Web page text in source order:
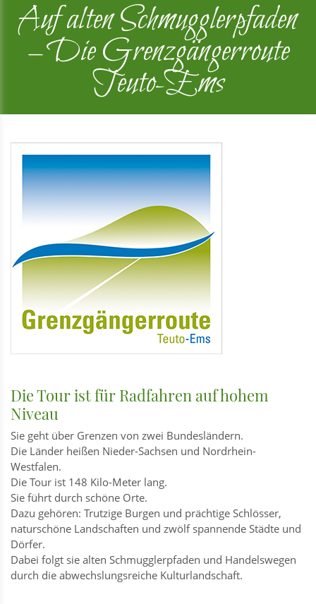
Auf alten Schmugglerpfaden
– Die Grenzgängerroute
Teuto-Ems
Die Tour ist für Radfahren auf hohem
Niveau
Sie geht über Grenzen von zwei Bundesländern.
Die Länder heißen Nieder-Sachsen und Nordrhein-
Westfalen.
Die Tour ist 148 Kilo-Meter lang.
Sie führt durch schöne Orte.
Dazu gehören: Trutzige Burgen und prächtige Schlösser,
naturschöne Landschaften und zwölf spannende Städte und
Dörfer.
Dabei folgt sie alten Schmugglerpfaden und Handelswegen
durch die abwechslungsreiche Kulturlandschaft.